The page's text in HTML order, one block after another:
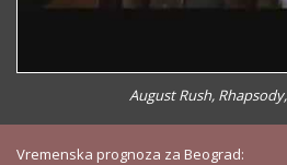
August Rush,
Vremenska prognoza za Beograd: